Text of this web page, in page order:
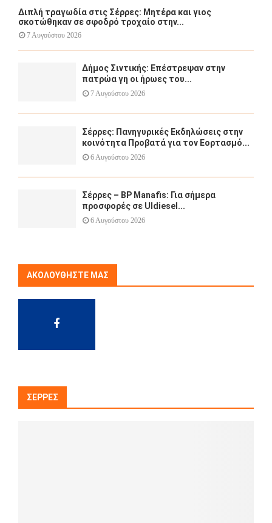
Διπλή τραγωδία στις Σέρρες: Μητέρα και γιος
σκοτώθηκαν σε σφοδρό τροχαίο στην...
7 Αυγούστου 2026
Δήμος Σιντικής: Επέστρεψαν στην
πατρώα γη οι ήρωες του...
7 Αυγούστου 2026
Σέρρες: Πανηγυρικές Εκδηλώσεις στην
κοινότητα Προβατά για τον Εορτασμό...
6 Αυγούστου 2026
Σέρρες – BP Manafis: Για σήμερα
προσφορές σε Uldiesel...
6 Αυγούστου 2026
ΑΚΟΛΟΥΘΉΣΤΕ ΜΑΣ
ΣΈΡΡΕΣ